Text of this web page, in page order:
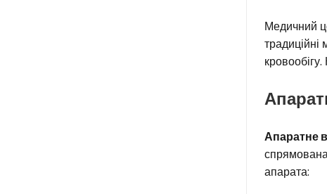
Медичний
Апаратне
апарата: